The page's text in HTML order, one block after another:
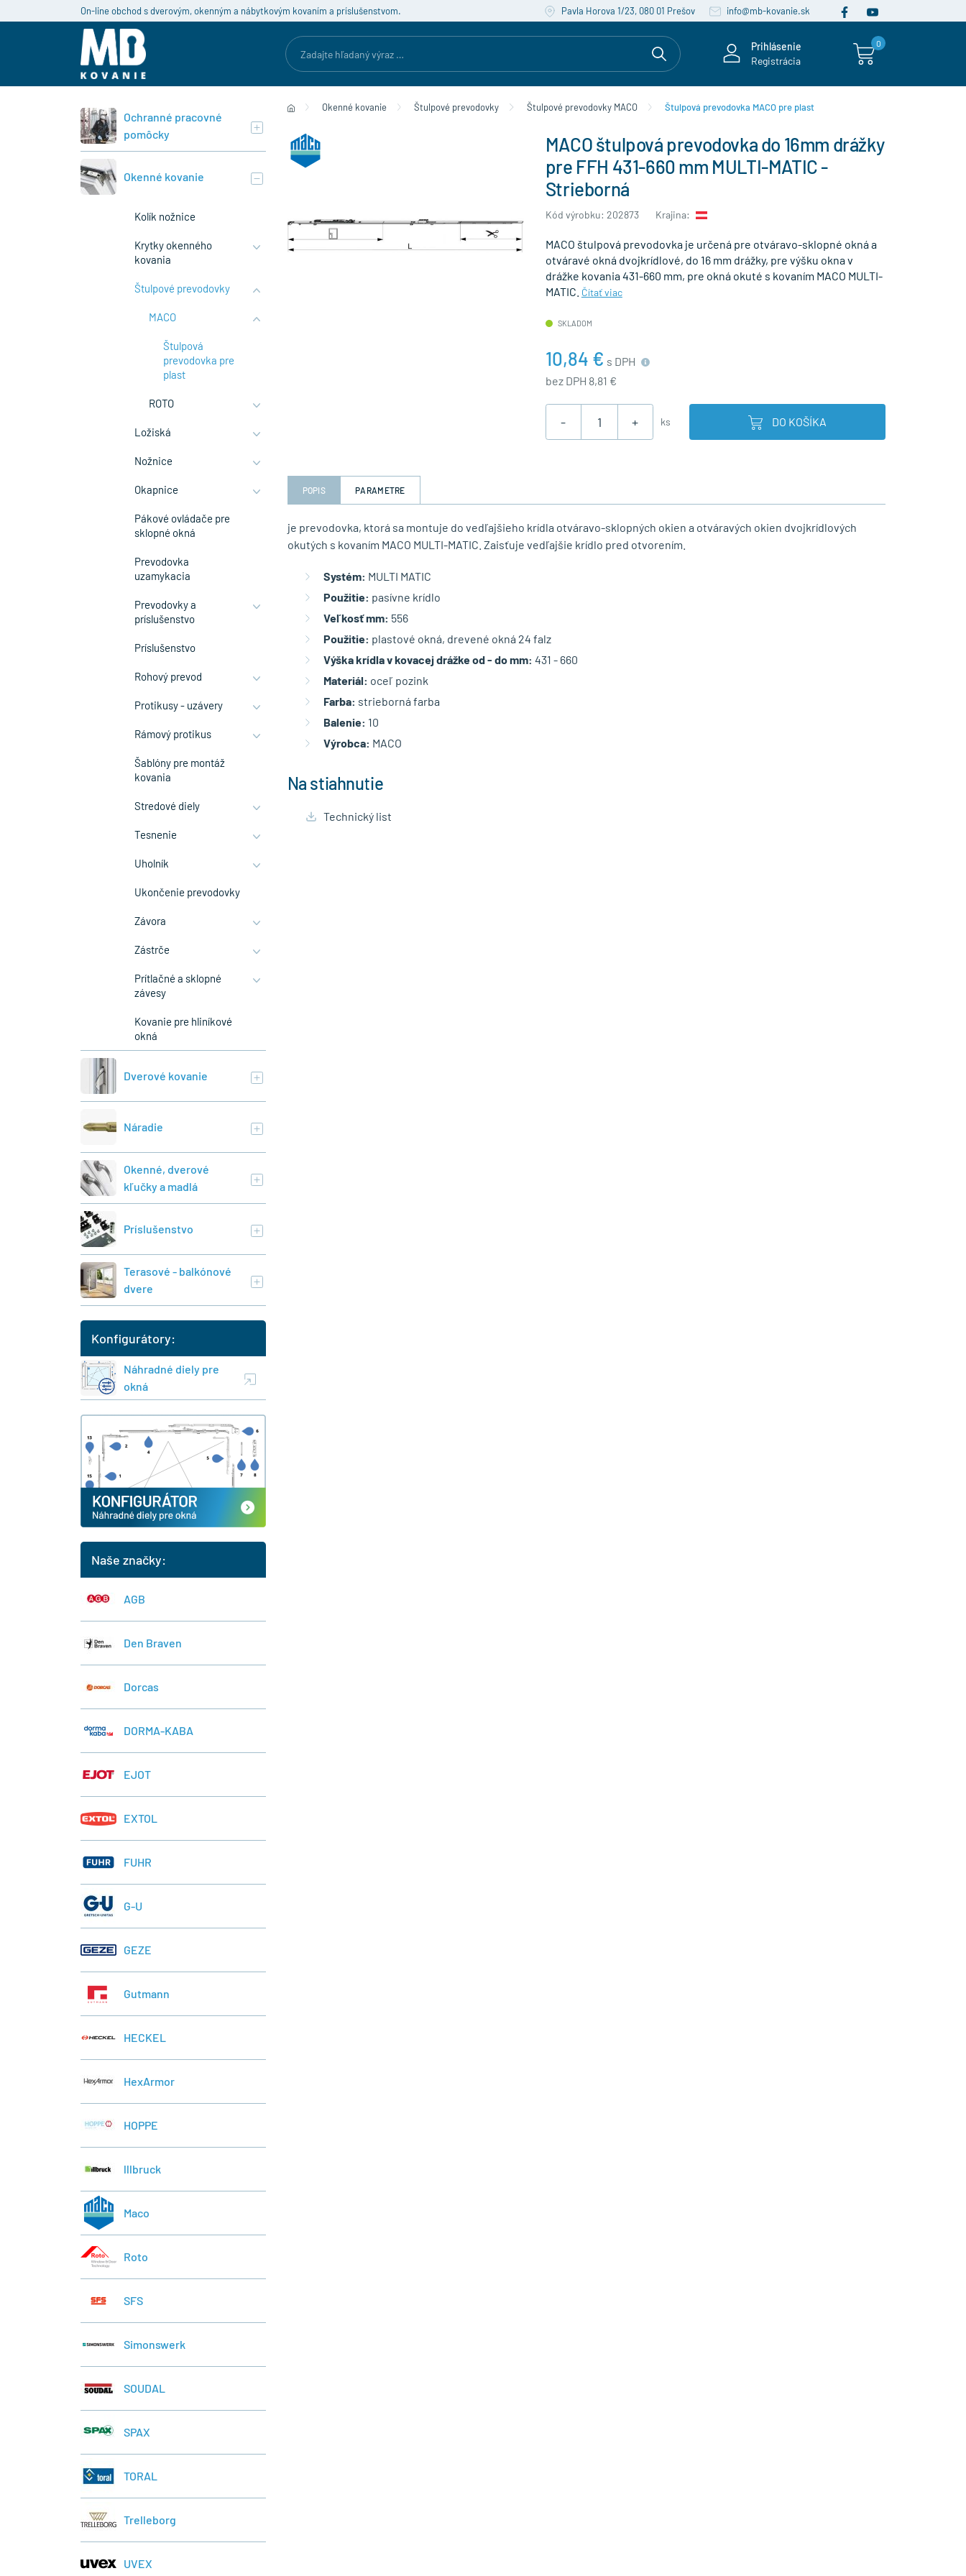
On-line obchod s dverovým, okenným a nábytkovým kovaním a príslušenstvom. Pavla Horova 1/23, 080 01 Prešov info@mb-kovanie.sk
Prihlásenie
Registrácia
0
Okenné kovanie Štulpové prevodovky Štulpové prevodovky MACO Štulpová prevodovka MACO pre plast
MACO štulpová prevodovka do 16mm drážky
pre FFH 431-660 mm MULTI-MATIC -
Strieborná
Kód výrobku: 202873 Krajina:
MACO štulpová prevodovka je určená pre otváravo-sklopné okná a
otváravé okná dvojkrídlové, do 16 mm drážky, pre výšku okna v
drážke kovania 431-660 mm, pre okná okuté s kovaním MACO MULTI-
MATIC. Čítať viac
SKLADOM
10,84 € s DPH
bez DPH 8,81 €
- + ks DO KOŠÍKA
POPIS PARAMETRE
je prevodovka, ktorá sa montuje do vedľajšieho krídla otváravo-sklopných okien a otváravých okien dvojkrídlových
okutých s kovaním MACO MULTI-MATIC. Zaisťuje vedľajšie krídlo pred otvorením.
Systém: MULTI MATIC
Použitie: pasívne krídlo
Veľkosť mm: 556
Použitie: plastové okná, drevené okná 24 falz
Výška krídla v kovacej drážke od - do mm: 431 - 660
Materiál: oceľ pozink
Farba: strieborná farba
Balenie: 10
Výrobca: MACO
Na stiahnutie
Technický list
Ochranné pracovné
pomôcky
Okenné kovanie
Kolík nožnice
Krytky okenného
kovania
Štulpové prevodovky
MACO
Štulpová
prevodovka pre
plast
ROTO
Ložiská
Nožnice
Okapnice
Pákové ovládače pre
sklopné okná
Prevodovka
uzamykacia
Prevodovky a
príslušenstvo
Príslušenstvo
Rohový prevod
Protikusy - uzávery
Rámový protikus
Šablóny pre montáž
kovania
Stredové diely
Tesnenie
Uholník
Ukončenie prevodovky
Závora
Zástrče
Prítlačné a sklopné
závesy
Kovanie pre hliníkové
okná
Dverové kovanie
Náradie
Okenné, dverové
kľučky a madlá
Príslušenstvo
Terasové - balkónové
dvere
Konfigurátory:
Náhradné diely pre
okná
Naše značky:
AGB
Den Braven
Dorcas
DORMA-KABA
EJOT
EXTOL
FUHR
G-U
GEZE
Gutmann
HECKEL
HexArmor
HOPPE
lllbruck
Maco
Roto
SFS
Simonswerk
SOUDAL
SPAX
TORAL
Trelleborg
UVEX